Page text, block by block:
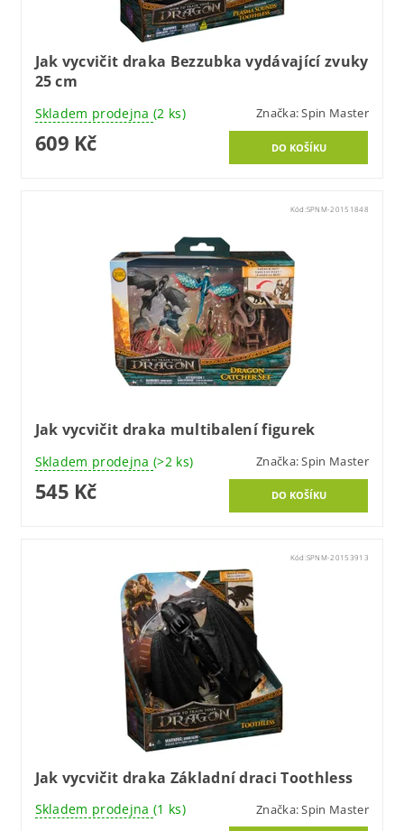
Jak vycvičit draka Bezzubka vydávající zvuky
25 cm
Skladem prodejna (2 ks) Značka:Spin Master
609 Kč
Kód: SPNM-20151848
Jak vycvičit draka multibalení figurek
Skladem prodejna (>2 ks) Značka:Spin Master
545 Kč
Kód: SPNM-20153913
Jak vycvičit draka Základní draci Toothless
Skladem prodejna (1 ks) Značka:Spin Master